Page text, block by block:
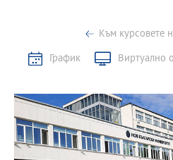
Към курсовете
График
Виртуално